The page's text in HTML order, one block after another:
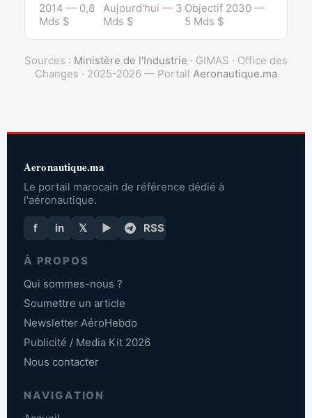
2014 — 0,8
Mds $
Aujourd'hui — 3
Mds $
Objectif 2030 —
5 Mds $
Sources : Ministère de l'Industrie · GIMAS · Office des
Changes · 2025-2026 — Portail Aeronautique.ma
Aeronautique.ma
Le portail marocain de référence dédié à
l'aéronautique.
f in 𝕏 ▶ RSS
À PROPOS
Qui sommes-nous ?
Soumettre un article
Newsletter AéroHebdo
Publicité / Media Kit 2026
Nous contacter
NAVIGATION